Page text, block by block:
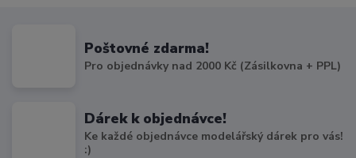
Poštovné zdarma!
Pro objednávky nad 2000 Kč (Zásilkovna + PPL)
Dárek k objednávce!
Ke každé objednávce modelářský dárek pro vás!
:)